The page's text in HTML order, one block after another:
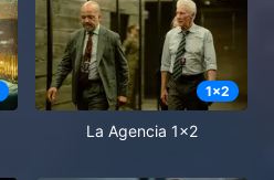
1x2
La Agencia 1x2